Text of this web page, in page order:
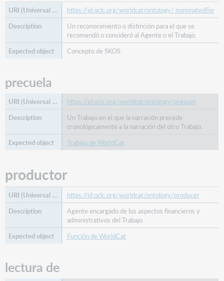
https://id.oclc.org/worldcat/ontology/ nominatedFor
Un reconocimiento o distinción para el que se
recomendó o consideró al Agente o el Trabajo.
Concepto de SKOS
precuela
https://id.oclc.org/worldcat/ontology/prequel
Un Trabajo en el que la narración precede
cronológicamente a la narración del otro Trabajo.
Trabajo de WorldCat
productor
https://id.oclc.org/worldcat/ontology/producer
Agente encargado de los aspectos financieros y
administrativos del Trabajo.
Función de WorldCat
lectura de